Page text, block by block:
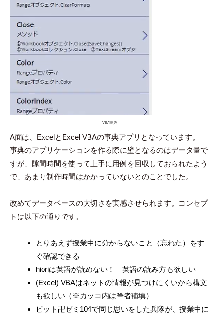
VBA事典
A面は、ExcelとExcel VBAの事典アプリとなっています。
事典のアプリケーションを作る際に壁となるのはデータ量で
すが、隙間時間を使って上手に用例を回収しておられたよう
で、あまり制作時間はかかっていないとのことでした。
改めてデータベースの大切さを実感させられます。コンセプ
トは以下の通りです。
とりあえず授業中に分からないこと（忘れた）をす
ぐ確認できる
hioriは英語が読めない！ 英語の読み方も欲しい
(Excel) VBAはネットの情報が見つけにくいから構文
も欲しい（※カッコ内は筆者補填）
ビット卍ゼミ104で同じ思いをした兵隊が、授業中に